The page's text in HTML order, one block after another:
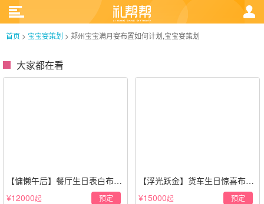
首页 > 宝宝宴策划 > 郑州宝宝满月宴布置如何计划,宝宝宴策划
大家都在看
【慵懒午后】餐厅生日表白布置
场景·轻奢白色系
¥12000起 预定
【浮光跃金】货车生日惊喜布置
·经典白色系
¥15000起 预定